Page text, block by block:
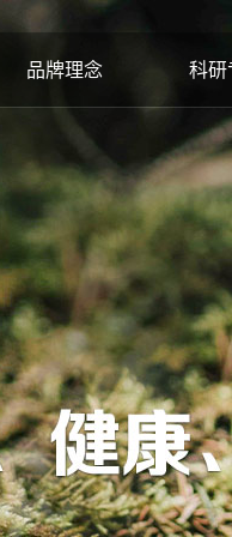
品牌理念 科研